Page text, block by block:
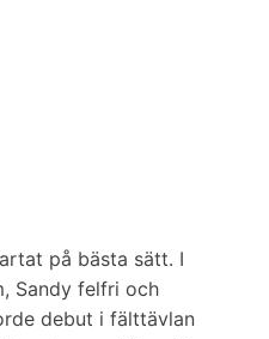
på bästa sätt. I
Sandy felfri och
debut i fälttävlan